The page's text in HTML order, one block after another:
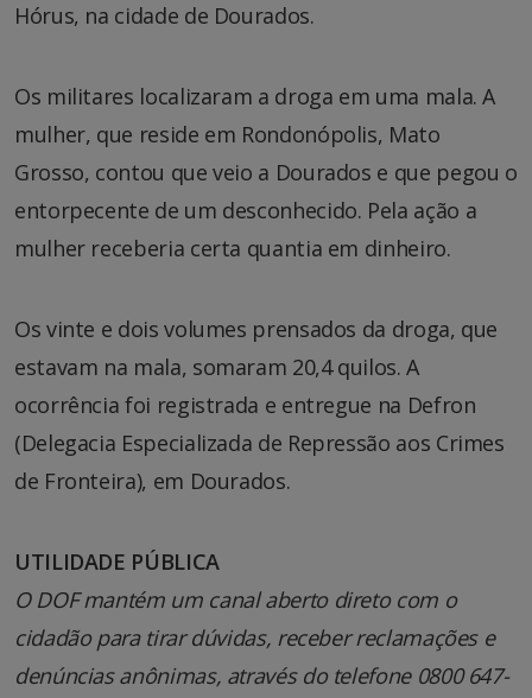
Hórus, na cidade de Dourados.
Os militares localizaram a droga em uma mala. A
mulher, que reside em Rondonópolis, Mato
Grosso, contou que veio a Dourados e que pegou o
entorpecente de um desconhecido. Pela ação a
mulher receberia certa quantia em dinheiro.
Os vinte e dois volumes prensados da droga, que
estavam na mala, somaram 20,4 quilos. A
ocorrência foi registrada e entregue na Defron
(Delegacia Especializada de Repressão aos Crimes
de Fronteira), em Dourados.
UTILIDADE PÚBLICA
O DOF mantém um canal aberto direto com o
cidadão para tirar dúvidas, receber reclamações e
denúncias anônimas, através do telefone 0800 647-